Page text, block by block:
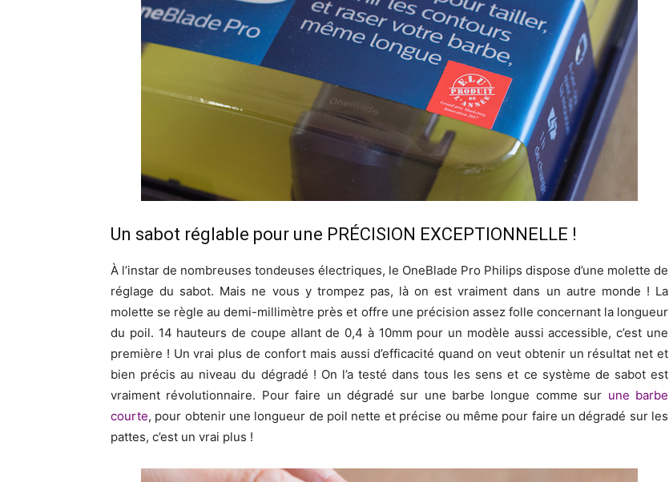
Un sabot réglable pour une PRÉCISION EXCEPTIONNELLE !
À l’instar de nombreuses tondeuses électriques, le OneBlade Pro Philips dispose d’une molette de
réglage du sabot. Mais ne vous y trompez pas, là on est vraiment dans un autre monde ! La
molette se règle au demi-millimètre près et offre une précision assez folle concernant la longueur
du poil. 14 hauteurs de coupe allant de 0,4 à 10mm pour un modèle aussi accessible, c’est une
première ! Un vrai plus de confort mais aussi d’efficacité quand on veut obtenir un résultat net et
bien précis au niveau du dégradé ! On l’a testé dans tous les sens et ce système de sabot est
vraiment révolutionnaire. Pour faire un dégradé sur une barbe longue comme sur une barbe
courte, pour obtenir une longueur de poil nette et précise ou même pour faire un dégradé sur les
pattes, c’est un vrai plus !